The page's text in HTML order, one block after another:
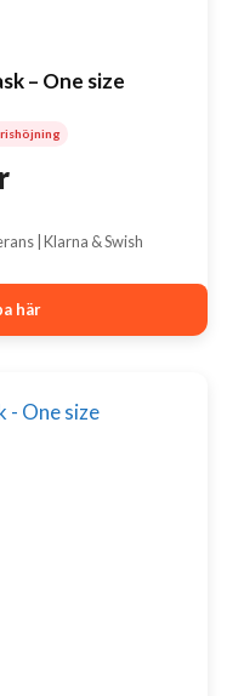
– One size
| Klarna & Swish
här